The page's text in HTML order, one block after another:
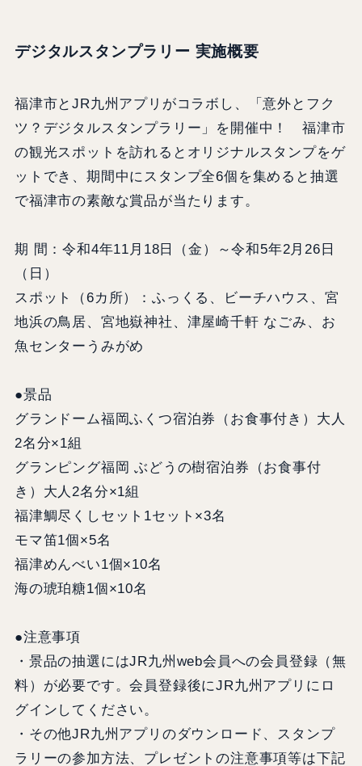
デジタルスタンプラリー 実施概要
福津市とJR九州アプリがコラボし、「意外とフク
ツ？デジタルスタンプラリー」を開催中！ 福津市
の観光スポットを訪れるとオリジナルスタンプをゲ
ットでき、期間中にスタンプ全6個を集めると抽選
で福津市の素敵な賞品が当たります。
期 間：令和4年11月18日（金）～令和5年2月26日
（日）
スポット（6カ所）：ふっくる、ビーチハウス、宮
地浜の鳥居、宮地嶽神社、津屋崎千軒 なごみ、お
魚センターうみがめ
●景品
グランドーム福岡ふくつ宿泊券（お食事付き）大人
2名分×1組
グランピング福岡 ぶどうの樹宿泊券（お食事付
き）大人2名分×1組
福津鯛尽くしセット1セット×3名
モマ笛1個×5名
福津めんべい1個×10名
海の琥珀糖1個×10名
●注意事項
・景品の抽選にはJR九州web会員への会員登録（無
料）が必要です。会員登録後にJR九州アプリにロ
グインしてください。
・その他JR九州アプリのダウンロード、スタンプ
ラリーの参加方法、プレゼントの注意事項等は下記